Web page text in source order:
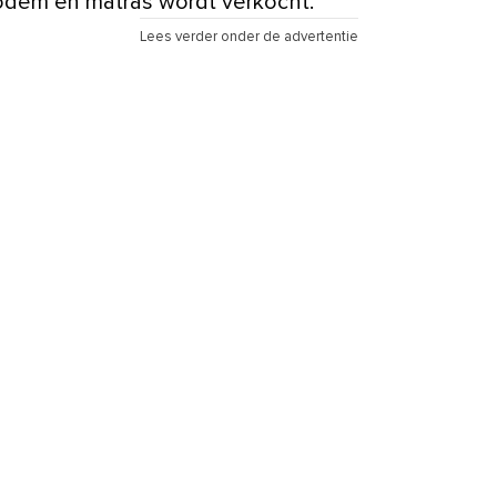
Lees verder onder de advertentie